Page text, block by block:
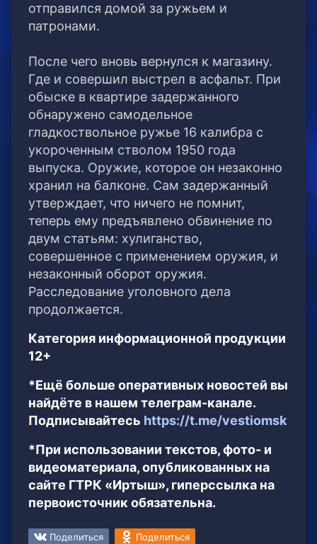
отправился домой за ружьем и
патронами.
После чего вновь вернулся к магазину.
Где и совершил выстрел в асфальт. При
обыске в квартире задержанного
обнаружено самодельное
гладкоствольное ружье 16 калибра с
укороченным стволом 1950 года
выпуска. Оружие, которое он незаконно
хранил на балконе. Сам задержанный
утверждает, что ничего не помнит,
теперь ему предъявлено обвинение по
двум статьям: хулиганство,
совершенное с применением оружия, и
незаконный оборот оружия.
Расследование уголовного дела
продолжается.
Категория информационной продукции
12+
*Ещё больше оперативных новостей вы
найдёте в нашем телеграм-канале.
Подписывайтесь https://t.me/vestiomsk
*При использовании текстов, фото- и
видеоматериала, опубликованных на
сайте ГТРК «Иртыш», гиперссылка на
первоисточник обязательна.
Поделиться Поделиться